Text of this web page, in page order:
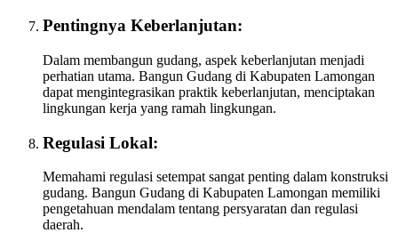
Pentingnya Keberlanjutan:
Dalam membangun gudang, aspek keberlanjutan menjadi
perhatian utama. Bangun Gudang di Kabupaten Lamongan
dapat mengintegrasikan praktik keberlanjutan, menciptakan
lingkungan kerja yang ramah lingkungan.
Regulasi Lokal:
Memahami regulasi setempat sangat penting dalam konstruksi
gudang. Bangun Gudang di Kabupaten Lamongan memiliki
pengetahuan mendalam tentang persyaratan dan regulasi
daerah.